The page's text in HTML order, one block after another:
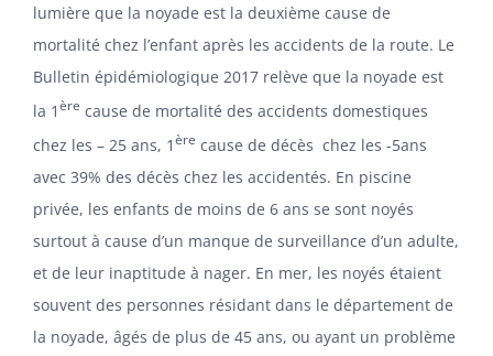
lumière que la noyade est la deuxième cause de
mortalité chez l’enfant après les accidents de la route. Le
Bulletin épidémiologique 2017 relève que la noyade est
la 1 ère cause de mortalité des accidents domestiques
chez les – 25 ans, 1 ère cause de décès chez les -5ans
avec 39% des décès chez les accidentés. En piscine
privée, les enfants de moins de 6 ans se sont noyés
surtout à cause d’un manque de surveillance d’un adulte,
et de leur inaptitude à nager. En mer, les noyés étaient
souvent des personnes résidant dans le département de
la noyade, âgés de plus de 45 ans, ou ayant un problème